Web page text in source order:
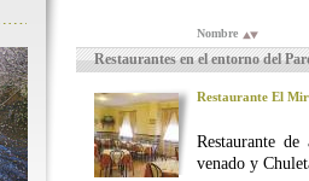
Nombre
Restaurantes en el entorno del
Restaurante El
Restaurante
venado y